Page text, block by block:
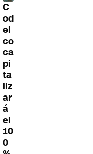
C
od
el
co
ca
pi
ta
liz
ar
á
el
10
0